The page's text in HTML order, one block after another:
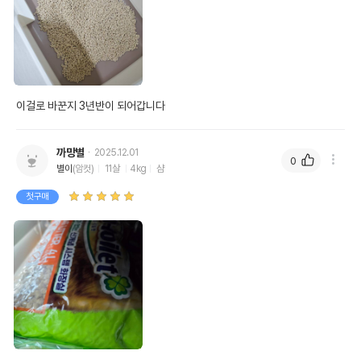
이걸로 바꾼지 3년반이 되어갑니다
까망별
2025.12.01
별이 (암컷) 11살 4kg 샴
첫구매
0